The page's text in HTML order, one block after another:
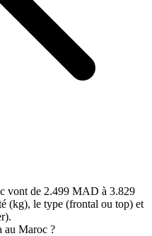
vont de 2.499 MAD à 3.829
(kg), le type (frontal ou top) et
au Maroc ?